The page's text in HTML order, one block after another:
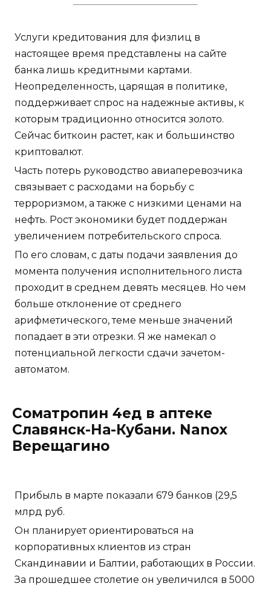
Услуги кредитования для физлиц в
настоящее время представлены на сайте
банка лишь кредитными картами.
Неопределенность, царящая в политике,
поддерживает спрос на надежные активы, к
которым традиционно относится золото.
Сейчас биткоин растет, как и большинство
криптовалют.
Часть потерь руководство авиаперевозчика
связывает с расходами на борьбу с
терроризмом, а также с низкими ценами на
нефть. Рост экономики будет поддержан
увеличением потребительского спроса.
По его словам, с даты подачи заявления до
момента получения исполнительного листа
проходит в среднем девять месяцев. Но чем
больше отклонение от среднего
арифметического, теме меньше значений
попадает в эти отрезки. Я же намекал о
потенциальной легкости сдачи зачетом-
автоматом.
Cоматропин 4ед в аптеке
Славянск-На-Кубани. Nanox
Верещагино
Прибыль в марте показали 679 банков (29,5
млрд руб.
Он планирует ориентироваться на
корпоративных клиентов из стран
Скандинавии и Балтии, работающих в России.
За прошедшее столетие он увеличился в 5000